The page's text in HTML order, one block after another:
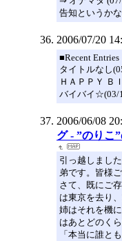
告知というか
2006/07/20
■Recent Entries
タイトルなし
ＨＡＰＰＹ Ｂ
バイバイ☆(03/
2006/06/08
グ - ”のりこ
引っ越しまし
弟です。皆様
さて、既にご
は東京を去り
姉はそれを機
はあとどのく
「本当に誰と